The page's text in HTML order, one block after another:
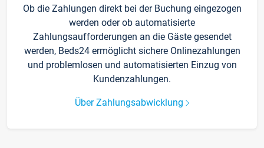
Ob die Zahlungen direkt bei der Buchung eingezogen
werden oder ob automatisierte
Zahlungsaufforderungen an die Gäste gesendet
werden, Beds24 ermöglicht sichere Onlinezahlungen
und problemlosen und automatisierten Einzug von
Kundenzahlungen.
Über Zahlungsabwicklung